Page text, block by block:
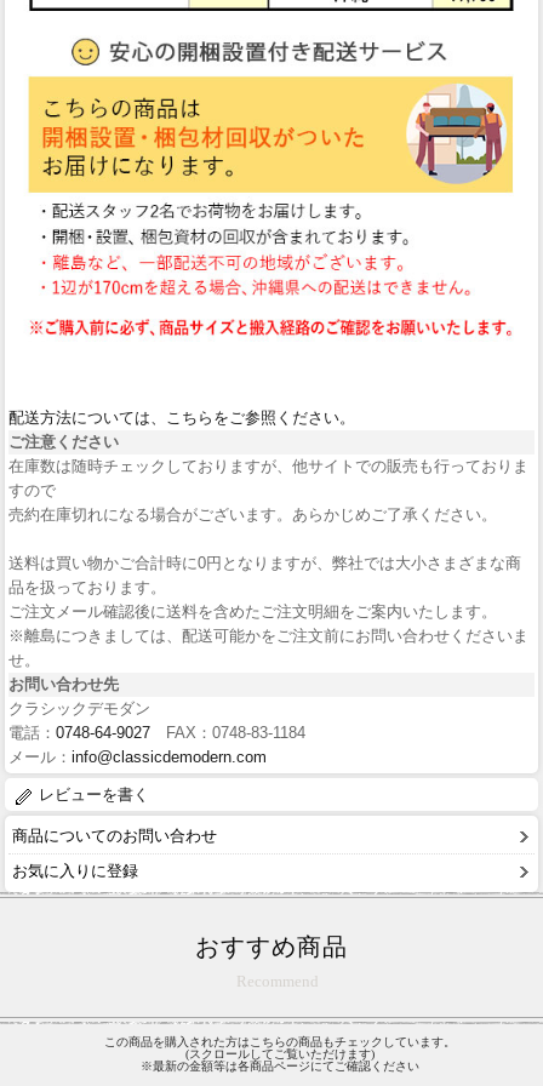
配送方法については、こちらをご参照ください。
ご注意ください
在庫数は随時チェックしておりますが、他サイトでの販売も行っておりま
すので
売約在庫切れになる場合がございます。あらかじめご了承ください。
送料は買い物かご合計時に0円となりますが、弊社では大小さまざまな商
品を扱っております。
ご注文メール確認後に送料を含めたご注文明細をご案内いたします。
※離島につきましては、配送可能かをご注文前にお問い合わせくださいま
せ。
お問い合わせ先
クラシックデモダン
電話： 0748-64-9027 FAX：0748-83-1184
メール： info@classicdemodern.com
レビューを書く
商品についてのお問い合わせ
お気に入りに登録
おすすめ商品
Recommend
この商品を購入された方はこちらの商品もチェックしています。
(スクロールしてご覧いただけます)
※最新の金額等は各商品ページにてご確認ください